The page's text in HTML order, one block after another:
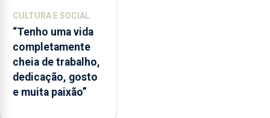
CULTURA E SOCIAL
“Tenho uma vida
completamente
cheia de trabalho,
dedicação, gosto
e muita paixão”